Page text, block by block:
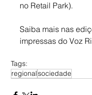
no Retail Park).
Saiba mais nas
impressas do Voz
Tags:
regionalsociedade